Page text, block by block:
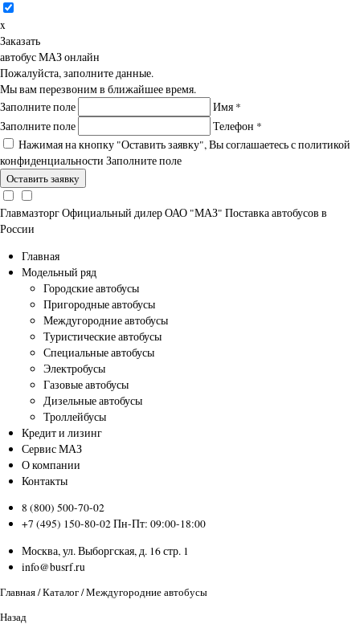
x
Заказать
автобус МАЗ онлайн
Пожалуйста, заполните данные.
Мы вам перезвоним в ближайшее время.
Заполните поле
Имя *
Заполните поле
Телефон *
Нажимая на кнопку "Оставить заявку", Вы соглашаетесь сполитикой
конфиденциальности Заполните поле
ГлавмазторгОфициальный дилер ОАО "МАЗ" Поставка автобусов в
России
Главная
Модельный ряд
Городские автобусы
Пригородные автобусы
Междугородние автобусы
Туристические автобусы
Специальные автобусы
Электробусы
Газовые автобусы
Дизельные автобусы
Троллейбусы
Кредит и лизинг
Сервис МАЗ
О компании
Контакты
8 (800) 500-70-02
+7 (495) 150-80-02Пн-Пт: 09:00-18:00
Москва, ул. Выборгская, д. 16 стр. 1
info@busrf.ru
Главная/Каталог/Междугородние автобусы
Назад